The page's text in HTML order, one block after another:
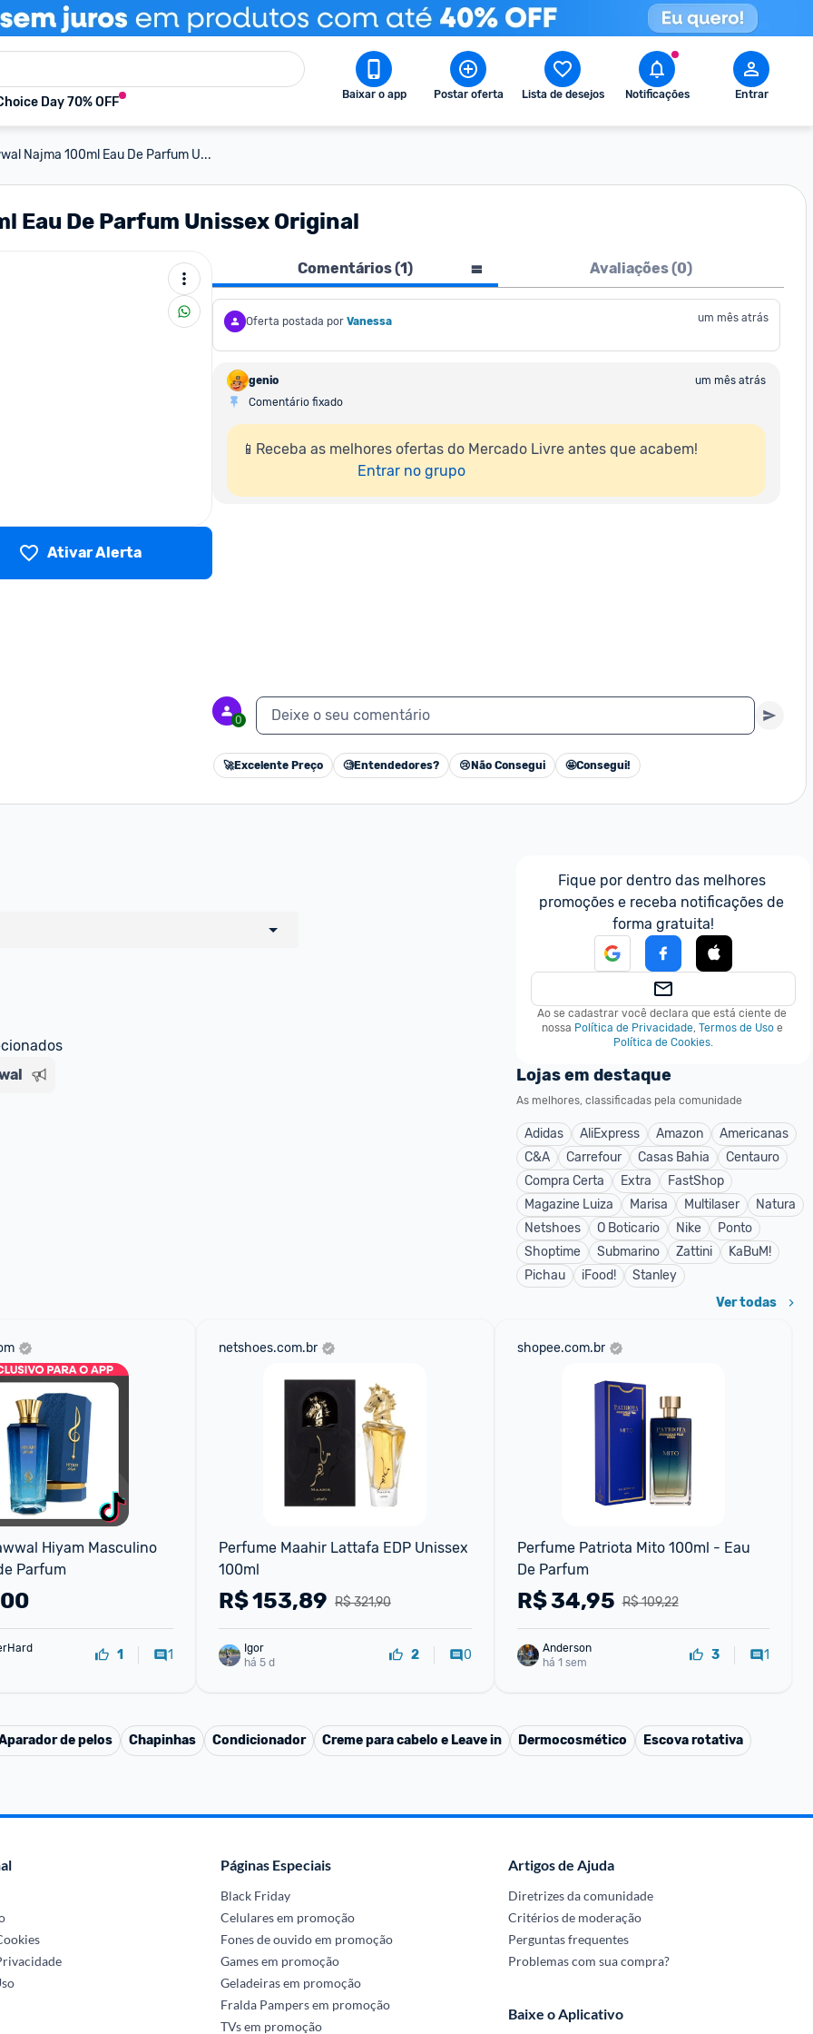
Day 70% OFF Baixar o app Postar oferta Lista de desejos Notificações Entrar
Najma 100ml Eau De Parfum U...
Eau De Parfum Unissex Original
Ativar Alerta
Comentários (1) Avaliações (0)
Oferta postada por Vanessa um mês atrás
genio
um mês atrás
Comentário fixado
📱Receba as melhores ofertas do Mercado Livre antes que acabem!
Entrar no grupo
0 Deixe o seu comentário
🚀Excelente Preço 🧐Entendedores? 😢 Não Consegui 🤩Consegui!
um marketplace, nós indicamos no
sinalizamos através da tag
Fique por dentro das melhores
promoções e receba notificações de
forma gratuita!
Ao se cadastrar você declara que está ciente de
nossa Política de Privacidade, Termos de Uso e
Política de Cookies.
Lojas em destaque
As melhores, classificadas pela comunidade
Adidas AliExpress Amazon
Americanas
C&A
Carrefour Casas Bahia
Centauro
Compra Certa
Extra
FastShop
Magazine Luiza
Marisa Multilaser
Natura
Netshoes
O Boticario Nike
Ponto
Shoptime
Submarino Zattini
KaBuM!
Pichau
iFood! Stanley
Ver todas
Hiyam Masculino
Parfum
1 1
netshoes.com.br
Perfume Maahir Lattafa EDP Unissex
100ml
R$ 321,90
R$153,89
Igor
há 5 d
2 0
shopee.com.br
Perfume Patriota Mito 100ml - Eau
De Parfum
R$ 109,22
R$34,95
Anderson
há 1 sem
3 1
de pelos Chapinhas Condicionador Creme para cabelo e Leave in Dermocosmético Escova rotativa
Páginas Especiais
Black Friday
Celulares em promoção
Fones de ouvido em promoção
Games em promoção
Geladeiras em promoção
Fralda Pampers em promoção
TVs em promoção
Artigos de Ajuda
Diretrizes da comunidade
Critérios de moderação
Perguntas frequentes
Problemas com sua compra?
Baixe o Aplicativo